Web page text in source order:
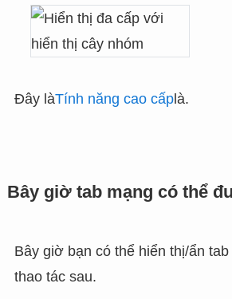
Đây làTính năng cao cấplà.
Bây giờ tab mạng có thể
Bây giờ bạn có thể hiển thị/ẩn
thao tác sau.